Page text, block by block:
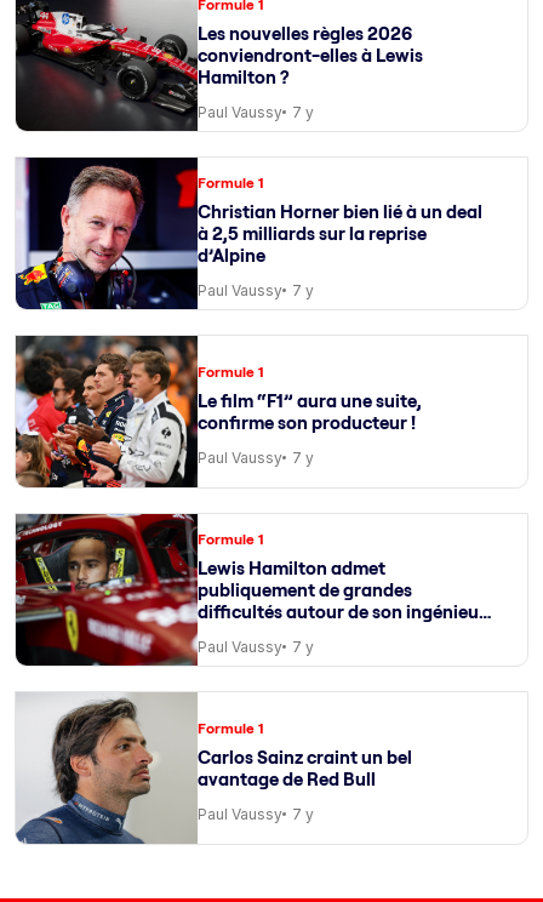
Formule 1
Les nouvelles règles 2026
conviendront-elles à Lewis
Hamilton ?
Paul Vaussy 7 y
Formule 1
Christian Horner bien lié à un deal
à 2,5 milliards sur la reprise
d’Alpine
Paul Vaussy 7 y
Formule 1
Le film “F1” aura une suite,
confirme son producteur !
Paul Vaussy 7 y
Formule 1
Lewis Hamilton admet
publiquement de grandes
difficultés autour de son ingénieur
Paul Vaussy 7 y
Formule 1
Carlos Sainz craint un bel
avantage de Red Bull
Paul Vaussy 7 y